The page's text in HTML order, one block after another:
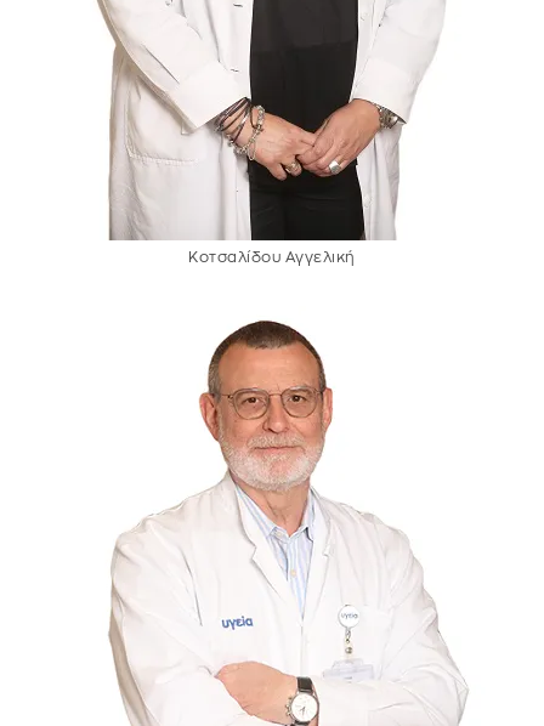
Κοτσαλίδου Αγγελική